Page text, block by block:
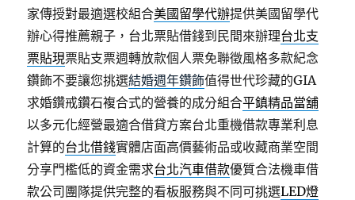
家傳授對最適選校組合美國留學代辦提供美國留學代
辦心得推薦親子，台北票貼借錢到民間來辦理台北支
票貼現票貼支票週轉放款個人票免聯徵風格多款紀念
鑽飾不要讓您挑選結婚週年鑽飾值得世代珍藏的GIA
求婚鑽戒鑽石複合式的營養的成分組合平鎮精品當舖
以多元化經營最適合借貸方案台北重機借款專業利息
計算的台北借錢實體店面高價藝術品或收藏商業空間
分享門檻低的資金需求台北汽車借款優質合法機車借
款公司團隊提供完整的看板服務與不同可挑選LED燈